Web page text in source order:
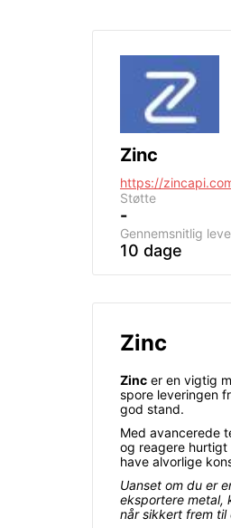
Zinc
https://
Støtte
-
Gennemsnitlig
10 dage
Zinc
Zinc er en vigtig
spore leveringen
god stand.
Med avancerede
og reagere
have alvorlige
Uanset om du er
eksportere metal,
når sikkert frem til